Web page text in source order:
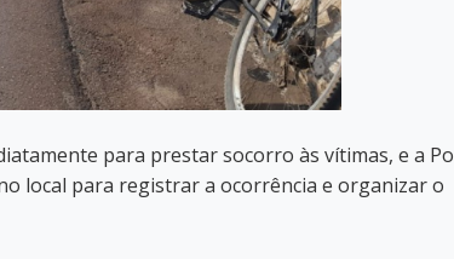
para prestar socorro às vítimas, e a
local para registrar a ocorrência e organizar o